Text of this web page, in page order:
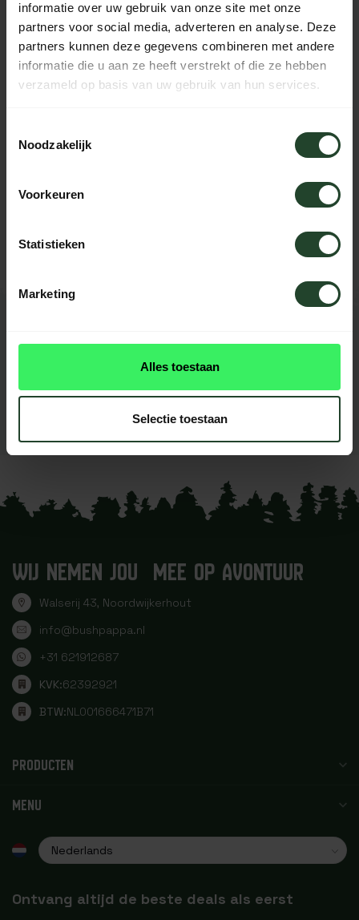
informatie over uw gebruik van onze site met onze
partners voor social media, adverteren en analyse. Deze
partners kunnen deze gegevens combineren met andere
informatie die u aan ze heeft verstrekt of die ze hebben
verzameld op basis van uw gebruik van hun services.
Noodzakelijk
Voorkeuren
Statistieken
Marketing
Alles toestaan
Selectie toestaan
PRODUCTOMSCHRIJVING
REVIEWS 0beoordelingen
Dit product heeft nog geen
Je beoordeling toevoegen
WIJ NEMEN JOU MEE OP AVONTUUR
Walserij 43, Noordwijkerhout
info@bushpappa.nl
+31 621912687
KVK:62392921
BTW:NL001666471B71
PRODUCTEN
MENU
Ontvang altijd de beste deals als eerst